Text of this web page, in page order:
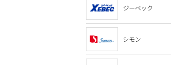
ジーベック
シモン